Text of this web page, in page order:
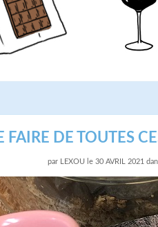
FAIRE DE TOUTES
par LEXOU le 30 AVRIL 2021